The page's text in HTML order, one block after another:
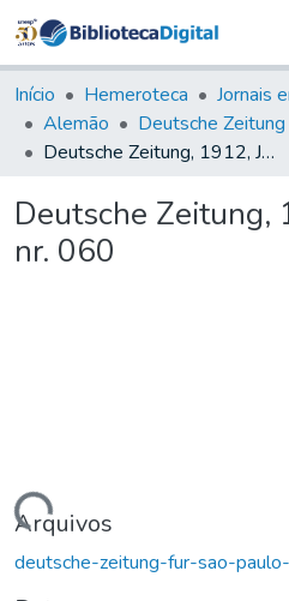
&
Tudo na
Início Hemeroteca
Alemão
Deutsche Zeitung
Deutsche Zeitung, 1912, Jahrg. XV, nr. 060
Deutsche Zeitung,
nr. 060
Arquivos
deutsche-zeitung-fur-sao-